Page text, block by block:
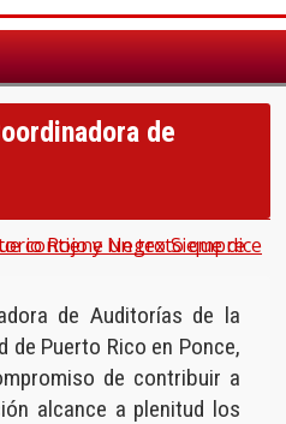
de
de Auditorías de la
de Puerto Rico en Ponce,
de contribuir a
alcance a plenitud los